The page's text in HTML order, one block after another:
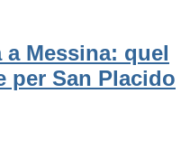
Messina: quel
per San Placido